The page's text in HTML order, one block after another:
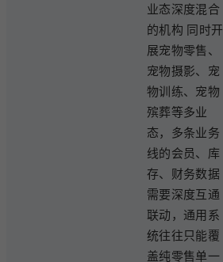
业态深度混合
的机构 同时开
展宠物零售、
宠物摄影、宠
物训练、宠物
殡葬等多业
态，多条业务
线的会员、库
存、财务数据
需要深度互通
联动，通用系
统往往只能覆
盖纯零售单一